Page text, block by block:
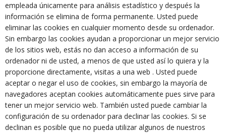
empleada únicamente para análisis estadístico y después la
información se elimina de forma permanente. Usted puede
eliminar las cookies en cualquier momento desde su ordenador.
Sin embargo las cookies ayudan a proporcionar un mejor servicio
de los sitios web, estás no dan acceso a información de su
ordenador ni de usted, a menos de que usted así lo quiera y la
proporcione directamente, visitas a una web . Usted puede
aceptar o negar el uso de cookies, sin embargo la mayoría de
navegadores aceptan cookies automáticamente pues sirve para
tener un mejor servicio web. También usted puede cambiar la
configuración de su ordenador para declinar las cookies. Si se
declinan es posible que no pueda utilizar algunos de nuestros